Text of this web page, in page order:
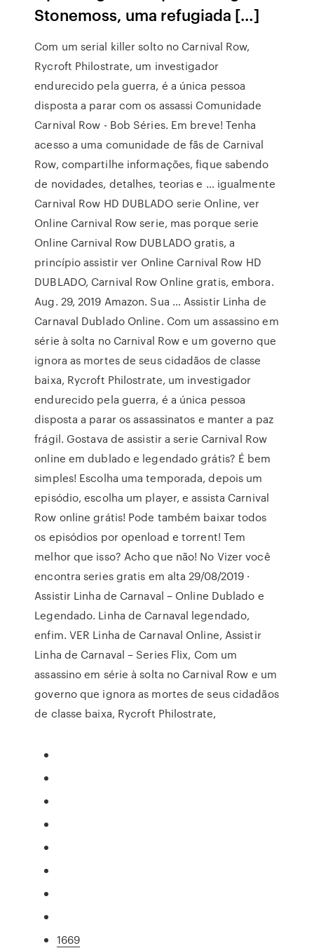
Stonemoss, uma refugiada […]
Com um serial killer solto no Carnival Row,
Rycroft Philostrate, um investigador
endurecido pela guerra, é a única pessoa
disposta a parar com os assassi Comunidade
Carnival Row - Bob Séries. Em breve! Tenha
acesso a uma comunidade de fãs de Carnival
Row, compartilhe informações, fique sabendo
de novidades, detalhes, teorias e … igualmente
Carnival Row HD DUBLADO serie Online, ver
Online Carnival Row serie, mas porque serie
Online Carnival Row DUBLADO gratis, a
princípio assistir ver Online Carnival Row HD
DUBLADO, Carnival Row Online gratis, embora.
Aug. 29, 2019 Amazon. Sua … Assistir Linha de
Carnaval Dublado Online. Com um assassino em
série à solta no Carnival Row e um governo que
ignora as mortes de seus cidadãos de classe
baixa, Rycroft Philostrate, um investigador
endurecido pela guerra, é a única pessoa
disposta a parar os assassinatos e manter a paz
frágil. Gostava de assistir a serie Carnival Row
online em dublado e legendado grátis? É bem
simples! Escolha uma temporada, depois um
episódio, escolha um player, e assista Carnival
Row online grátis! Pode também baixar todos
os episódios por openload e torrent! Tem
melhor que isso? Acho que não! No Vizer você
encontra series gratis em alta 29/08/2019 ·
Assistir Linha de Carnaval – Online Dublado e
Legendado. Linha de Carnaval legendado,
enfim. VER Linha de Carnaval Online, Assistir
Linha de Carnaval – Series Flix, Com um
assassino em série à solta no Carnival Row e um
governo que ignora as mortes de seus cidadãos
de classe baixa, Rycroft Philostrate,
1669